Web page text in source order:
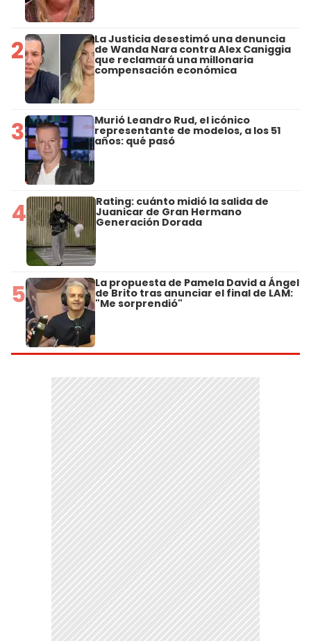
2 La Justicia desestimó una denuncia
de Wanda Nara contra Alex Caniggia
que reclamará una millonaria
compensación económica
3 Murió Leandro Rud, el icónico
representante de modelos, a los 51
años: qué pasó
4 Rating: cuánto midió la salida de
Juanicar de Gran Hermano
Generación Dorada
5 La propuesta de Pamela David a Ángel
de Brito tras anunciar el final de LAM:
"Me sorprendió"